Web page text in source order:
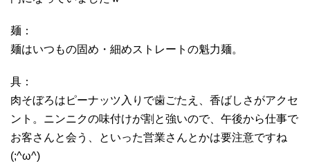
麺：
麺はいつもの固め・細めストレートの魁力麺。
具：
肉そぼろはピーナッツ入りで歯ごたえ、香ばしさがアクセ
ント。ニンニクの味付けが割と強いので、午後から仕事で
お客さんと会う、といった営業さんとかは要注意ですね
(;^ω^)